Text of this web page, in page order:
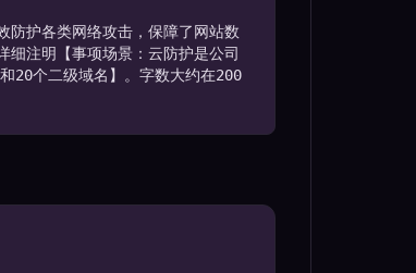
护各类网络攻击，保障了网站数
注明【事项场景：云防护是公司
20个二级域名】。字数大约在200